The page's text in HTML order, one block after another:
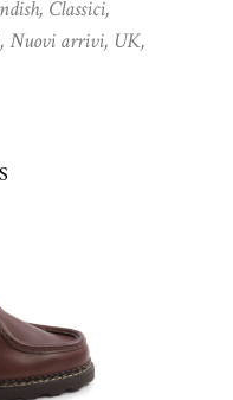
, Classici,
, Nuovi arrivi, UK,